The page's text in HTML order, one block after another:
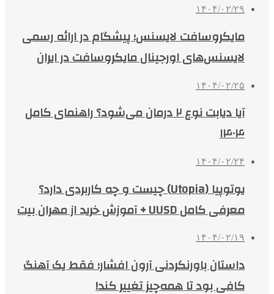
۱۴۰۴/۰۲/۲۹
مایکروسافت لایسنس؛ پیشگام در ارائه رسمی
لایسنس‌های اورجینال مایکروسافت در ایران
۱۴۰۴/۰۲/۲۵
آیا دیابت نوع ۲ درمان می‌شود؟ راهنمای کامل
۱۴۰۴
۱۴۰۴/۰۲/۲۴
یوتوپیا (Utopia) چیست و چه کاربردی دارد؟
معرفی کامل UUSD + آموزش خرید از مهران بیت
۱۴۰۴/۰۲/۱۹
داستان باورنکردنی آرون افشار؛ فقط یک آهنگ
کافی بود تا همه‌چیز تغییر کند!